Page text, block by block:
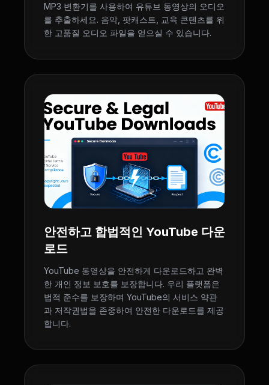
MP3 변환기를 사용하여 유튜브 동영상의 오디오
를 추출하세요. 음악, 팟캐스트, 교육 콘텐츠를 위
한 고품질 오디오 파일을 얻으실 수 있습니다.
안전하고 합법적인 YouTube 다운
로드
YouTube 동영상을 안전하게 다운로드하고 완벽
한 개인 정보 보호를 보장합니다. 우리 플랫폼은
법적 준수를 보장하며 YouTube의 서비스 약관
과 저작권법을 존중하여 안전한 다운로드를 제공
합니다.